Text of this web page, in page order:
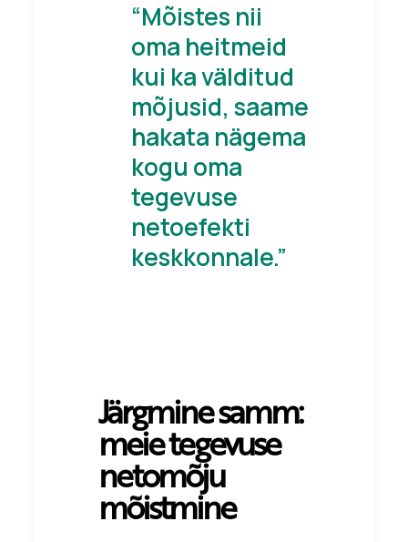
“Mõistes nii
oma heitmeid
kui ka välditud
mõjusid, saame
hakata nägema
kogu oma
tegevuse
netoefekti
keskkonnale.”
Järgmine samm:
meie tegevuse
netomõju
mõistmine